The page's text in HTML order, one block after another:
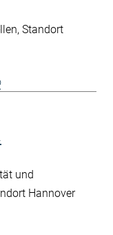
Standort
und
Hannover